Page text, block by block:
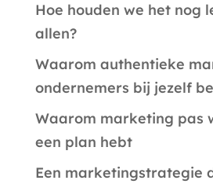
r
n
a
t
v
e
:
Hoe houden we het nog
allen?
Waarom authentieke
ondernemers bij jezelf
Waarom marketing pas
een plan hebt
Een marketingstrategie